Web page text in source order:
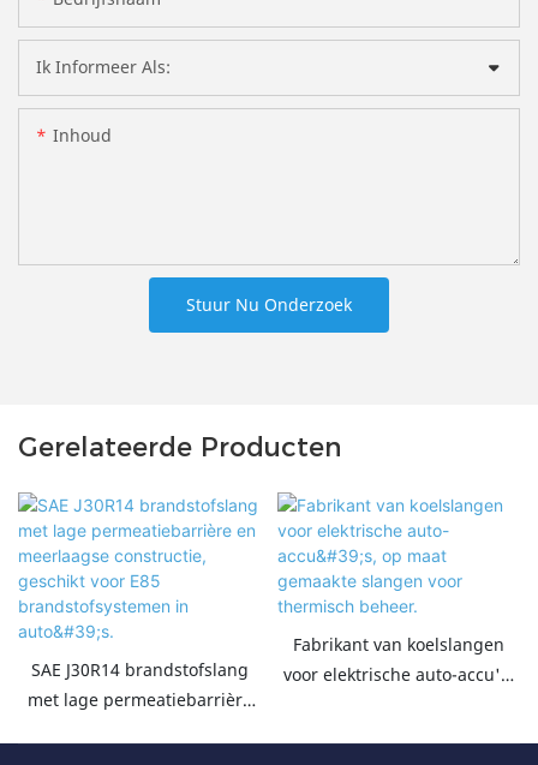
Ik Informeer Als:
Inhoud
Stuur Nu Onderzoek
Gerelateerde Producten
SAE J30R14 brandstofslang
met lage permeatiebarrière
Fabrikant van koelslangen
voor elektrische auto-accu's,